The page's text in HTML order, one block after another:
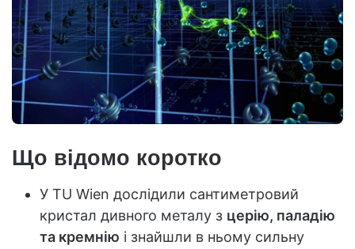
Що відомо коротко
У TU Wien дослідили сантиметровий
кристал дивного металу з церію, паладію
та кремнію і знайшли в ньому сильну